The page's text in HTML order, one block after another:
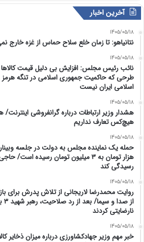
آخرین اخبار
1405/05/18
نتانیاهو: تا زمان خلع سلاح حماس از غزه خارج
1405/05/18
نائب رئیس مجلس: افزایش بی دلیل قیمت
طرحی که حاکمیت جمهوری اسلامی در تنگه
اسلامی ایران نیست
1405/05/18
هشدار وزیر ارتباطات درباره گرانفروشی
هیچ‌کس تعارف نداریم
1405/05/18
هزار تومان به ۳ میلیون تومان رسیده
رسیدگی کند
1405/05/18
روایت محمدرضا لاریجانی از تلاش پدرش
نارضایتی کردند
1405/05/18
خبر مهم وزیر جهادکشاورزی درباره میزان ذخایر